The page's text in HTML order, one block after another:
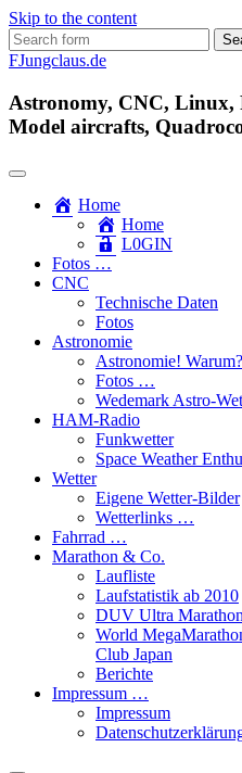
Skip to the content
Search
for:
FJungclaus.de
Astronomy, CNC, Linux,
Model aircrafts,
Home
Home
L​0​​GIN
Fotos …
CNC
Technische Daten
Fotos
Astronomie
Astronomie! Warum?
Fotos …
Wedemark Astro-
HAM-Radio
Funkwetter
Space Weather
Wetter
Eigene Wetter-Bilder
Wetterlinks …
Fahrrad …
Marathon & Co.
Laufliste
Laufstatistik ab 2010
DUV Ultra
World
Club Japan
Berichte
Impressum …
Impressum